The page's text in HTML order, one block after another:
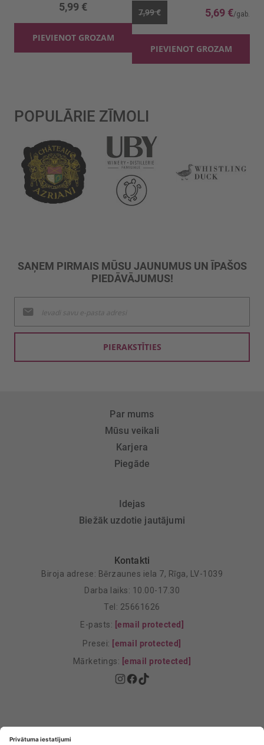
5,99 €
PIEVIENOT GROZAM
7,99 € 5,69 €
PIEVIENOT GROZAM
POPULĀRIE ZĪMOLI
SAŅEM PIRMAIS MŪSU JAUNUMUS UN ĪPAŠOS
PIEDĀVĀJUMUS!
jaunumu
saņemšanai:
PIERAKSTĪTIES
Par mums
Mūsu veikali
Karjera
Piegāde
Idejas
Biežāk uzdotie jautājumi
Kontakti
Biroja adrese: Bērzaunes iela 7, Rīga, LV-1039
Darba laiks: 10.00-17.30
Tel: 25661626
E-pasts: [email protected]
Presei: [email protected]
Mārketings: [email protected]